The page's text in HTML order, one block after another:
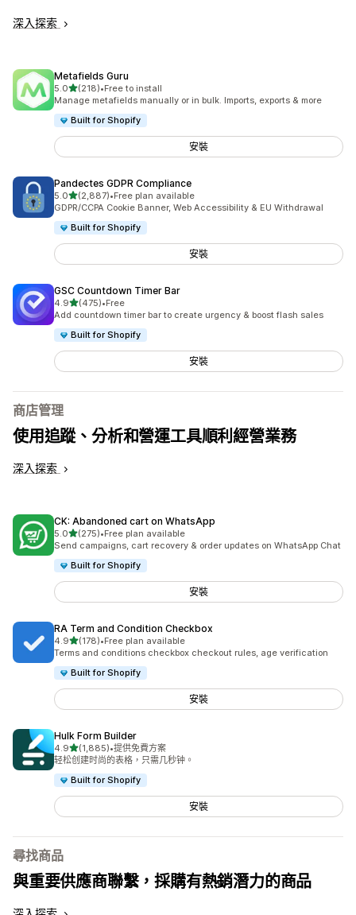
深入探索
Metafields Guru
5.0滿分 5 顆星
(218)
共有 218 則評價
•Free to install
Manage metafields manually or in bulk. Imports, exports & more
Built for Shopify
安裝
Pandectes GDPR Compliance
5.0滿分 5 顆星
(2,887)
共有 2887 則評價
•Free plan available
GDPR/CCPA Cookie Banner, Web Accessibility & EU Withdrawal
Built for Shopify
安裝
GSC Countdown Timer Bar
4.9滿分 5 顆星
(475)
共有 475 則評價
•Free
Add countdown timer bar to create urgency & boost flash sales
Built for Shopify
安裝
商店管理
使用追蹤、分析和營運工具順利經營業務
深入探索
CK: Abandoned cart on WhatsApp
5.0滿分 5 顆星
(275)
共有 275 則評價
•Free plan available
Send campaigns, cart recovery & order updates on WhatsApp Chat
Built for Shopify
安裝
RA Term and Condition Checkbox
4.9滿分 5 顆星
(178)
共有 178 則評價
•Free plan available
Terms and conditions checkbox checkout rules, age verification
Built for Shopify
安裝
Hulk Form Builder
4.9滿分 5 顆星
(1,885)
共有 1885 則評價
•提供免費方案
轻松创建时尚的表格，只需几秒钟。
Built for Shopify
安裝
尋找商品
與重要供應商聯繫，採購有熱銷潛力的商品